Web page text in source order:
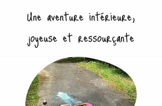
Une aventure intérieure,
joyeuse et ressourçante